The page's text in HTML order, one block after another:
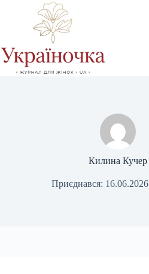
Килина Кучер
Приєднався: 16.06.2026